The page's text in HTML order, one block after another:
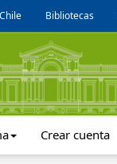
Bibliotecas
Crear cuenta